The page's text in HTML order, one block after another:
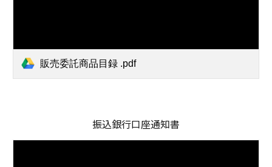
販売委託商品目録 .pdf
振込銀行口座通知書